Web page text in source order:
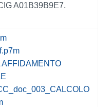
A01B39B9E7.